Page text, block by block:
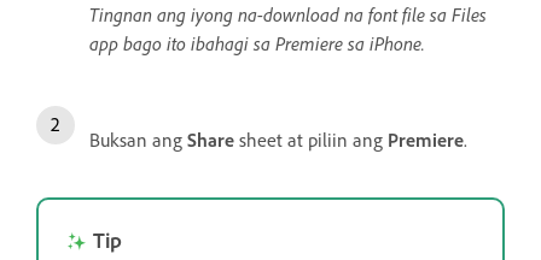
Tingnan ang iyong na-download na font file sa Files
app bago ito ibahagi sa Premiere sa iPhone.
Buksan ang Share sheet at piliin ang Premiere.
Tip